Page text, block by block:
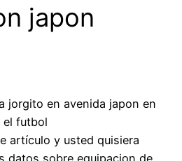
japon
artículo y usted quisiera